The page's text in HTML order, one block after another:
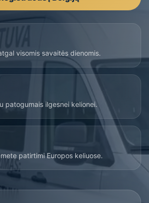
visomis savaitės dienomis.
patogumais ilgesnei kelionei.
patirtimi Europos keliuose.